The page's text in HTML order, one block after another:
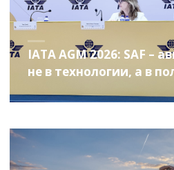
IATA AGM 2026: SAF –
не в технологии, а в